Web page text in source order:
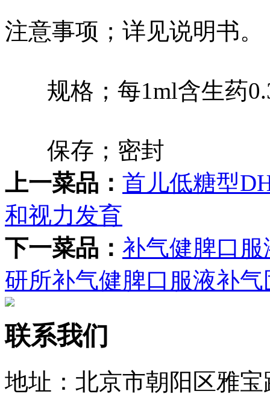
注意事项；详见说明书。
规格；每1ml含生药
保存；密封
上一菜品： 首儿低糖型
和视力发育
下一菜品： 补气健脾口
研所补气健脾口服液补
联系我们
地址：北京市朝阳区雅宝